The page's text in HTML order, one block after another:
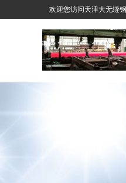
欢迎您访问天津大无缝